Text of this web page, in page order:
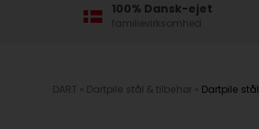
100% Dansk-ejet
familievirksomhed
DART » Dartpile stål & tilbehør » Dartpile stål